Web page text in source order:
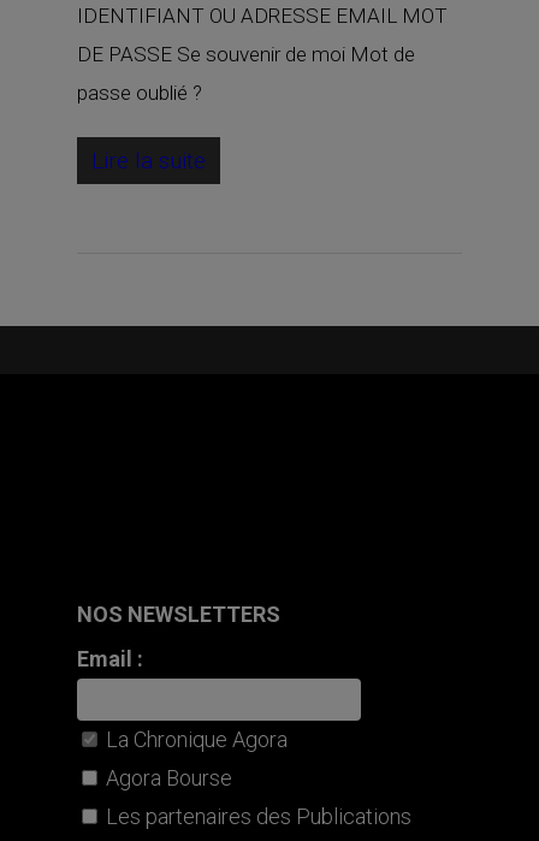
IDENTIFIANT OU ADRESSE EMAIL MOT
DE PASSE Se souvenir de moi Mot de
passe oublié ?
Lire la suite
NOS NEWSLETTERS
Email :
La Chronique Agora
Agora Bourse
Les partenaires des Publications